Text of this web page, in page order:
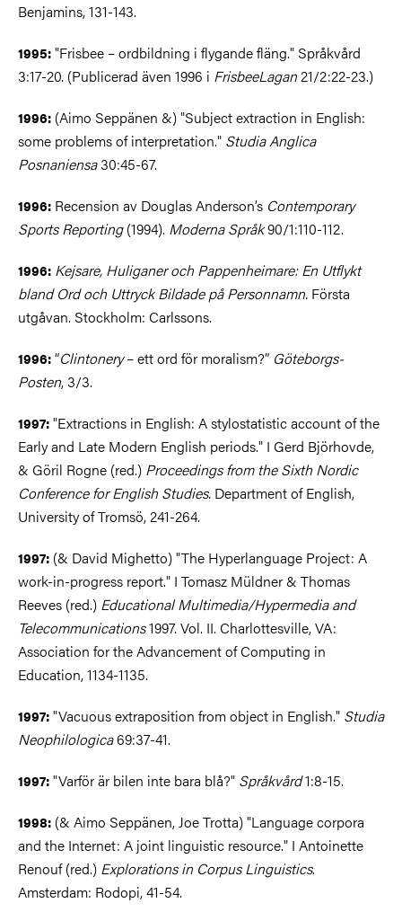
Benjamins, 131-143.
1995:"Frisbee – ordbildning i flygande fläng." Språkvård
3:17-20. (Publicerad även 1996 i FrisbeeLagan21/2:22-23.)
1996: (Aimo Seppänen &) "Subject extraction in English:
some problems of interpretation." Studia Anglica
Posnaniensa30:45-67.
1996: Recension av Douglas Anderson’s Contemporary
Sports Reporting(1994). Moderna Språk90/1:110-112.
1996: Kejsare, Huliganer och Pappenheimare: En Utflykt
bland Ord och Uttryck Bildade på Personnamn. Första
utgåvan. Stockholm: Carlssons.
1996:“Clintonery– ett ord för moralism?” Göteborgs-
Posten, 3/3.
1997:"Extractions in English: A stylostatistic account of the
Early and Late Modern English periods." I Gerd Björhovde,
& Göril Rogne (red.) Proceedings from the Sixth Nordic
Conference for English Studies. Department of English,
University of Tromsö, 241-264.
1997: (& David Mighetto) "The Hyperlanguage Project: A
work-in-progress report." I Tomasz Müldner & Thomas
Reeves (red.) Educational Multimedia/Hypermedia and
Telecommunications1997. Vol. II. Charlottesville, VA:
Association for the Advancement of Computing in
Education, 1134-1135.
1997:"Vacuous extraposition from object in English." Studia
Neophilologica69:37-41.
1997:"Varför är bilen inte bara blå?" Språkvård1:8-15.
1998: (& Aimo Seppänen, Joe Trotta) "Language corpora
and the Internet: A joint linguistic resource." I Antoinette
Renouf (red.) Explorations in Corpus Linguistics.
Amsterdam: Rodopi, 41-54.